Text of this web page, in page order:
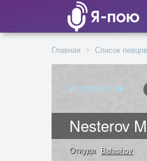
Главная Список певцов
ИСПОЛНИТЕЛЬ
Nesterov
Откуда Balashov